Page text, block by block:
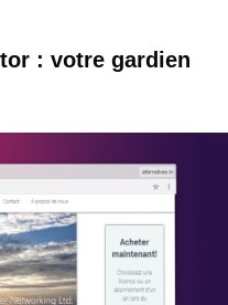
: votre gardien